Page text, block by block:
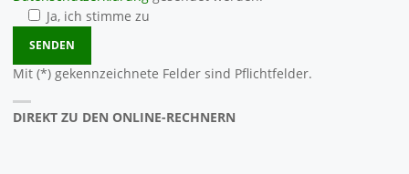
Ja, ich stimme zu
Bitte lasse dieses Feld leer.
Mit (*) gekennzeichnete Felder sind Pflichtfelder.
DIREKT ZU DEN ONLINE-RECHNERN